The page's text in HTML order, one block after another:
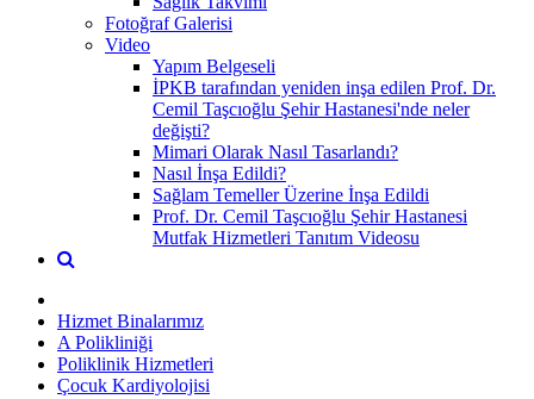
Fotoğraf Galerisi
Video
Yapım Belgeseli
İPKB tarafından yeniden inşa edilen Prof. Dr.
Cemil Taşcıoğlu Şehir Hastanesi'nde neler
değişti?
Mimari Olarak Nasıl Tasarlandı?
Nasıl İnşa Edildi?
Sağlam Temeller Üzerine İnşa Edildi
Prof. Dr. Cemil Taşcıoğlu Şehir Hastanesi
Mutfak Hizmetleri Tanıtım Videosu
Hizmet Binalarımız
A Polikliniği
Poliklinik Hizmetleri
Çocuk Kardiyolojisi